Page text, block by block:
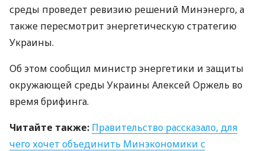
среды проведет ревизию решений Минэнерго, а
также пересмотрит энергетическую стратегию
Украины.
Об этом сообщил министр энергетики и защиты
окружающей среды Украины Алексей Оржель во
время брифинга.
Читайте также: Правительство рассказало, для
чего хочет объединить Минэкономики с